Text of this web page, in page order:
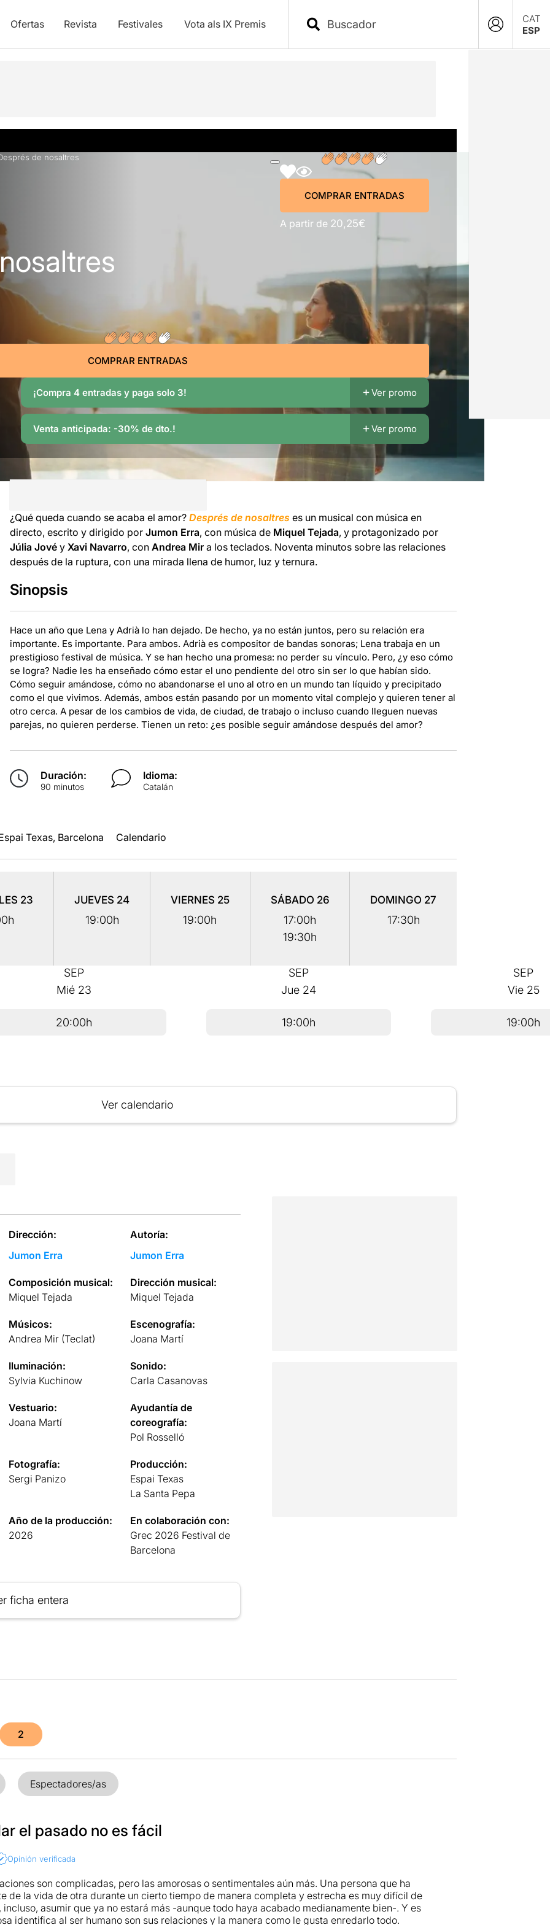
Ofertas Revista Festivales Vota als IX Premis
CAT
ESP
Fotos y vídeos Opiniones Info práctica Artículos COMPRAR ENTRADAS
de nosaltres
A partir de 20,25€
COMPRAR ENTRADAS
COMPRAR ENTRADAS
¡Compra 4 entradas y paga solo 3! Ver promo
Venta anticipada: -30% de dto.! Ver promo
¿Qué queda cuando se acaba el amor? Després de nosaltres es un musical con música en
directo, escrito y dirigido por Jumon Erra, con música de Miquel Tejada, y protagonizado por
Júlia Jovéy Xavi Navarro, con Andrea Mira los teclados. Noventa minutos sobre las relaciones
después de la ruptura, con una mirada llena de humor, luz y ternura.
Sinopsis
Hace un año que Lena y Adrià lo han dejado. De hecho, ya no están juntos, pero su relación era
importante. Es importante. Para ambos. Adrià es compositor de bandas sonoras; Lena trabaja en un
prestigioso festival de música. Y se han hecho una promesa: no perder su vínculo. Pero, ¿y eso cómo
se logra? Nadie les ha enseñado cómo estar el uno pendiente del otro sin ser lo que habían sido.
Cómo seguir amándose, cómo no abandonarse el uno al otro en un mundo tan líquido y precipitado
como el que vivimos. Además, ambos están pasando por un momento vital complejo y quieren tener al
otro cerca. A pesar de los cambios de vida, de ciudad, de trabajo o incluso cuando lleguen nuevas
parejas, no quieren perderse. Tienen un reto: ¿es posible seguir amándose después del amor?
Duración:
90 minutos
Idioma:
Catalán
Texas, Barcelona Calendario
23 JUEVES 24
19:00h
VIERNES 25
19:00h
SÁBADO 26
17:00h
19:30h
DOMINGO 27
17:30h
SEP
Mié 23
20:00h
SEP
Jue 24
19:00h
SEP
Vie 25
19:00h
Ver calendario
Dirección:
Jumon Erra
Autoría:
Jumon Erra
Composición musical:
Miquel Tejada
Dirección musical:
Miquel Tejada
Músicos:
Andrea Mir (Teclat)
Escenografía:
Joana Martí
Iluminación:
Sylvia Kuchinow
Sonido:
Carla Casanovas
Vestuario:
Joana Martí
Ayudantía de
coreografía:
Pol Rosselló
Fotografía:
Sergi Panizo
Producción:
Espai Texas
La Santa Pepa
Año de la producción:
2026
En colaboración con:
Grec 2026 Festival de
Barcelona
ficha entera
2
Espectadores/as
el pasado no es fácil
Opinión verificada
son complicadas, pero las amorosas o sentimentales aún más. Una persona que ha
de la vida de otra durante un cierto tiempo de manera completa y estrecha es muy difícil de
incluso, asumir que ya no estará más -aunque todo haya acabado medianamente bien-. Y es
identifica al ser humano son sus relaciones y la manera como le gusta enredarlo todo.